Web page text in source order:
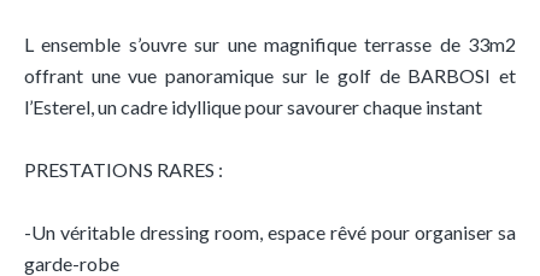
L ensemble s’ouvre sur une magnifique terrasse de 33m2
offrant une vue panoramique sur le golf de BARBOSI et
l’Esterel, un cadre idyllique pour savourer chaque instant
PRESTATIONS RARES :
-Un véritable dressing room, espace rêvé pour organiser sa
garde-robe